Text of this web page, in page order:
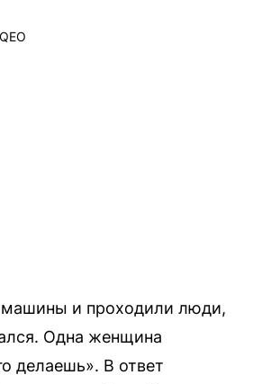
и проходили люди,
Одна женщина
делаешь». В ответ